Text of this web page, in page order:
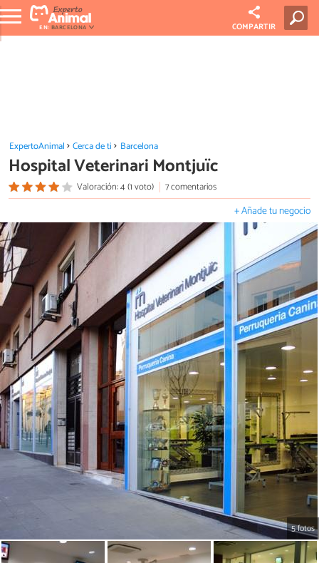
EN: BARCELONA COMPARTIR
ExpertoAnimal Cerca de ti Barcelona
Hospital Veterinari Montjuïc
Valoración: 4 (1 voto) 7 comentarios
+ Añade tu negocio
5 fotos